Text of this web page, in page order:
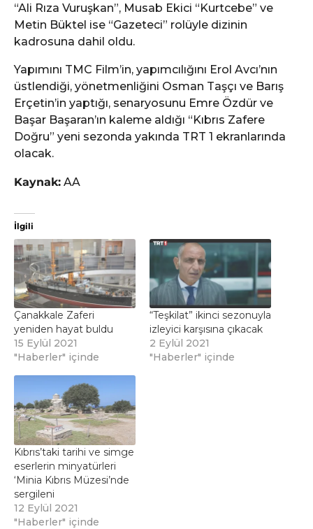
“Ali Rıza Vuruşkan”, Musab Ekici “Kurtcebe” ve
Metin Büktel ise “Gazeteci” rolüyle dizinin
kadrosuna dahil oldu.
Yapımını TMC Film’in, yapımcılığını Erol Avcı’nın
üstlendiği, yönetmenliğini Osman Taşçı ve Barış
Erçetin’in yaptığı, senaryosunu Emre Özdür ve
Başar Başaran’ın kaleme aldığı “Kıbrıs Zafere
Doğru” yeni sezonda yakında TRT 1 ekranlarında
olacak.
Kaynak: AA
İlgili
Çanakkale Zaferi
yeniden hayat buldu
15 Eylül 2021
"Haberler" içinde
“Teşkilat” ikinci sezonuyla
izleyici karşısına çıkacak
2 Eylül 2021
"Haberler" içinde
Kıbrıs’taki tarihi ve simge
eserlerin minyatürleri
‘Minia Kıbrıs Müzesi’nde
sergileni
12 Eylül 2021
"Haberler" içinde